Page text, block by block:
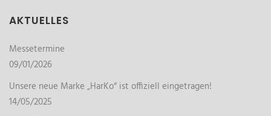
AKTUELLES
Messetermine
09/01/2026
Unsere neue Marke „HarKo“ ist offiziell eingetragen!
14/05/2025